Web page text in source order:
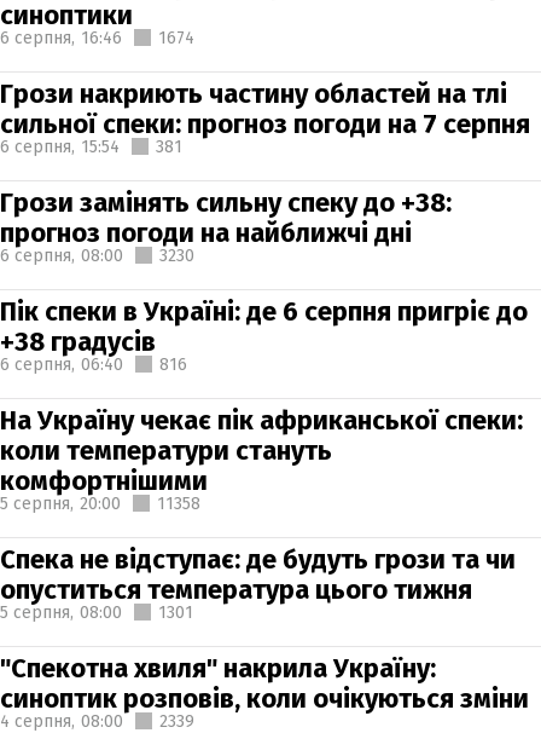
синоптики
6 серпня, 16:46 1674
Грози накриють частину областей на тлі
сильної спеки: прогноз погоди на 7 серпня
6 серпня, 15:54 381
Грози замінять сильну спеку до +38:
прогноз погоди на найближчі дні
6 серпня, 08:00 3230
Пік спеки в Україні: де 6 серпня пригріє до
+38 градусів
6 серпня, 06:40 816
На Україну чекає пік африканської спеки:
коли температури стануть
комфортнішими
5 серпня, 20:00 11358
Спека не відступає: де будуть грози та чи
опуститься температура цього тижня
5 серпня, 08:00 1301
"Спекотна хвиля" накрила Україну:
синоптик розповів, коли очікуються зміни
4 серпня, 08:00 2339